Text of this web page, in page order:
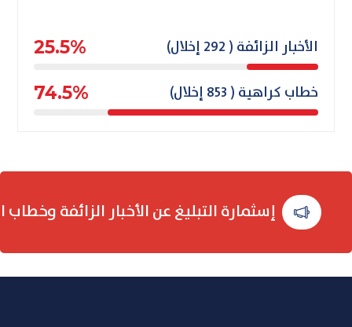
الأخبار الزائفة ( 292 إخلال) 25.5%
خطاب كراهية ( 853 إخلال) 74.5%
إسثمارة التبليغ عن الأخبار الزائفة وخطاب